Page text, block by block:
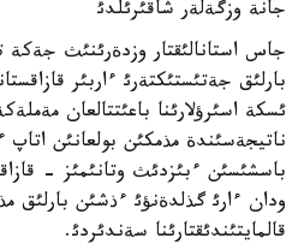
جانة وزگةلةر شاقئرئلدئ
جاس استانالئقتار وزدةرئنئث جةكة
بارلئق جةتئستئكتةرئ ءاربئر
ئسكة اسئرؤلارئنا باعئتتالعان
ناتيجةسئندة مذمكئن بولعانئن
باسشئسئن ءبئزدئث وتانئمئز -
ودان ءارئ گذلدةنؤئ ءذشئن بارلئق
قالمايتئندئقتارئنا سةندئردئ.